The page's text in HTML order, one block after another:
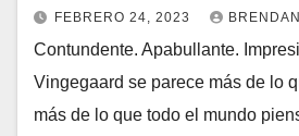
FEBRERO 24, 2023
Contundente. Apabullante.
Vingegaard se parece más de lo
más de lo que todo el mundo